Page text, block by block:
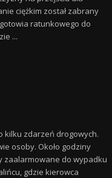
ciężkim został zabrany
ratunkowego do
...
kilku zdarzeń drogowych.
osoby. Około godziny
zaalarmowane do wypadku
gdzie kierowca